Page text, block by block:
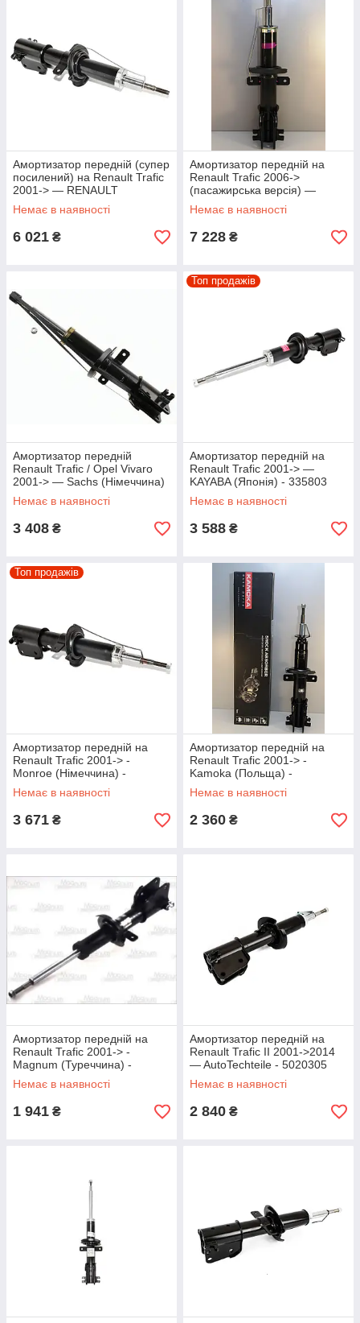
Амортизатор передній (супер
посилений) на Renault Trafic
2001-> — RENAULT
(Оригінал) - 7701066476
Немає в наявності
6 021 ₴
Амортизатор передній на
Renault Trafic 2006->
(пасажирська версія) —
RENAULT (Оригінал) -
8200728278
Немає в наявності
7 228 ₴
Амортизатор передній
Renault Trafic / Opel Vivaro
2001-> — Sachs (Німеччина)
- 312655
Немає в наявності
3 408 ₴
Топ продажів
Амортизатор передній на
Renault Trafic 2001-> —
KAYABA (Японія) - 335803
Немає в наявності
3 588 ₴
Топ продажів
Амортизатор передній на
Renault Trafic 2001-> -
Monroe (Німеччина) -
MONV4504
Немає в наявності
3 671 ₴
Амортизатор передній на
Renault Trafic 2001-> -
Kamoka (Польща) -
KAM20335227
Немає в наявності
2 360 ₴
Амортизатор передній на
Renault Trafic 2001-> -
Magnum (Туреччина) -
AGR123MT
Немає в наявності
1 941 ₴
Амортизатор передній на
Renault Trafic II 2001->2014
— AutoTechteile - 5020305
Немає в наявності
2 840 ₴